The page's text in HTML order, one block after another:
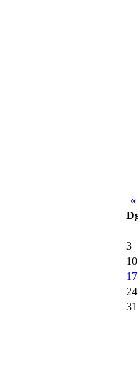
«
3
10
17
24
31